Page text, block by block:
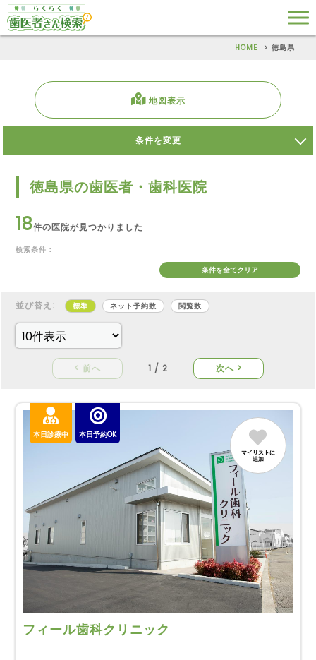
HOME 徳島県
地図表示
条件を変更
徳島県の歯医者・歯科医院
18件の医院が見つかりました
検索条件：
条件を全てクリア
並び替え: 標準 ネット予約数 閲覧数
< 前へ 1 / 2 次へ >
本日診療中 本日予約OK
フィール歯科クリニック
マイリストに
追加